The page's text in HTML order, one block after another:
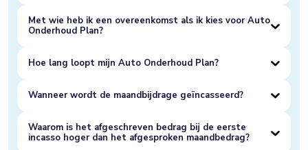
Met wie heb ik een overeenkomst als ik kies voor Auto
Onderhoud Plan?
Hoe lang loopt mijn Auto Onderhoud Plan?
Wanneer wordt de maandbijdrage geïncasseerd?
Waarom is het afgeschreven bedrag bij de eerste
incasso hoger dan het afgesproken maandbedrag?